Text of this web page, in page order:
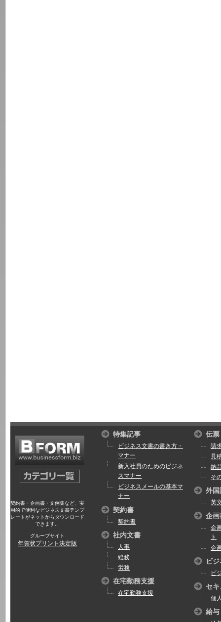
契約書・企画書・文例集など、実
用的で便利なビジネス文書テンプ
レートがネットからダウンロード
できます。
グループサイト
年賀状プリント決定版
特集記事
ビジネス文書の書き方・
マナー
新入社員のためのビジネ
スマナー
ビジネスメールの基本マ
ナー
契約書
契約書
社内文書
人事
総務
労務
在宅勤務支援
在宅勤務支援
伝票
請
見
納
そ
外国
英
企画
企
ト
企
ビ
ビ
セ
個
給与